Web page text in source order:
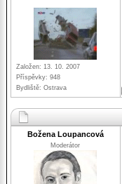
Založen: 13. 10. 2007
Příspěvky: 948
Bydliště: Ostrava
Božena Loupancová
Moderátor